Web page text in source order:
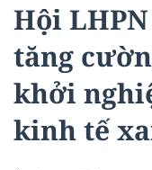
Hội
tăng
khởi
kinh tế